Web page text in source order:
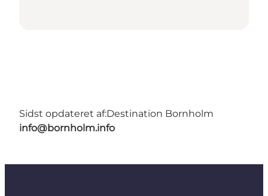
Sidst opdateret af:Destination Bornholm
info@bornholm.info